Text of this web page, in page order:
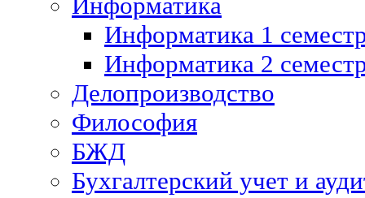
Информатика 1
Информатика 2
Делопроизводство
Философия
БЖД
Бухгалтерский учет и